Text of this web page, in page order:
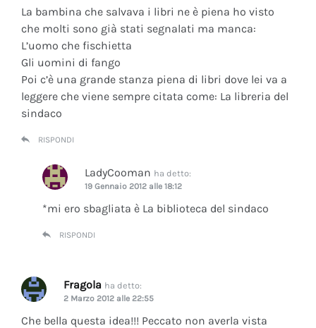
La bambina che salvava i libri ne è piena ho visto
che molti sono già stati segnalati ma manca:
L’uomo che fischietta
Gli uomini di fango
Poi c’è una grande stanza piena di libri dove lei va a
leggere che viene sempre citata come: La libreria del
sindaco
RISPONDI
LadyCooman ha detto:
19 Gennaio 2012 alle 18:12
*mi ero sbagliata è La biblioteca del sindaco
RISPONDI
Fragola ha detto:
2 Marzo 2012 alle 22:55
Che bella questa idea!!! Peccato non averla vista